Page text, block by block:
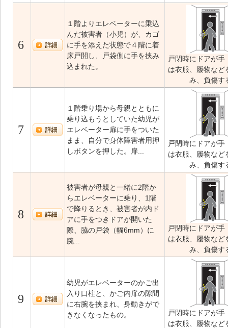
6
１階よりエレベーターに乗込
んだ被害者（小児）が、カゴ
に手を添えた状態で４階に着
床戸開し、戸袋側に手を挟み
込まれた。
戸閉時にドアが手
は衣服、履物など
み、負傷す
7
１階乗り場から母親とともに
乗り込もうとしていた幼児が
エレベーター扉に手をついた
まま、自分で身体障害者用押
しボタンを押した。扉...
戸閉時にドアが手
は衣服、履物など
み、負傷す
8
被害者が母親と一緒に2階か
らエレベーターに乗り、1階
で降りるとき、被害者が内ド
アに手をつきドアが開いた
際、脇の戸袋（幅6mm）に
腕...
戸閉時にドアが手
は衣服、履物など
み、負傷す
9
幼児がエレベーターのかご出
入り口柱と、かご内扉の隙間
に右腕を挟まれ、身動きがで
きなくなったもの。
戸閉時にドアが手
は衣服、履物など